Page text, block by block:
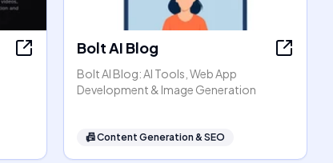
Bolt AI Blog
Bolt AI Blog: AI Tools, Web App
Development & Image Generation
📠Content Generation & SEO